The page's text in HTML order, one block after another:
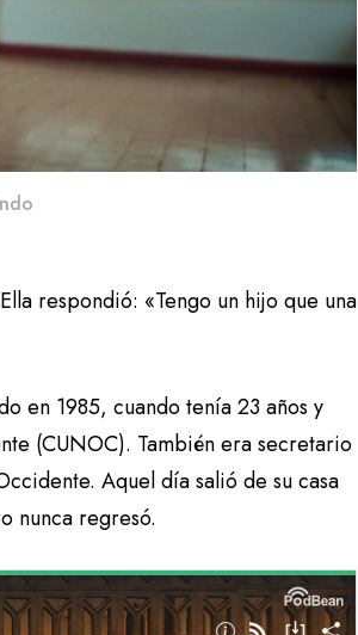
respondió: «Tengo un hijo que una
en 1985, cuando tenía 23 años y
(CUNOC). También era secretario
Aquel día salió de su casa
nunca regresó.